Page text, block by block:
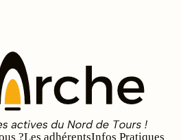
?Les adhérentsInfos Pratiques